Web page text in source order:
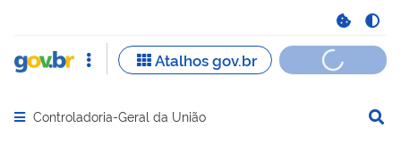
Abrir menu principal de navegação
Controladoria-Geral da União